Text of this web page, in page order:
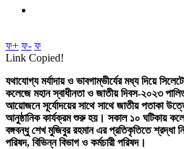
ফ+ ফ- ফ
Link Copied!
যথাযোগ্য মর্যাদায় ও ভাবগাম্ভীর্যের মধ্য দিয়ে
কলেজে মহান স্বাধীনতা ও জাতীয় দিবস-২০২৩
আয়োজনে সূর্যোদয়ের সাথে সাথে জাতীয় পতাকা
আনুষ্ঠানিক কার্যক্রম শুরু হয়। সকাল ১০ ঘটিকায়
বঙ্গবন্ধু শেখ মুজিবুর রহমান এর প্রতিকৃতিতে শ্রদ্ধা
পরিষদ, বিভিন্ন বিভাগ ও কর্মচারী পরিষদ।